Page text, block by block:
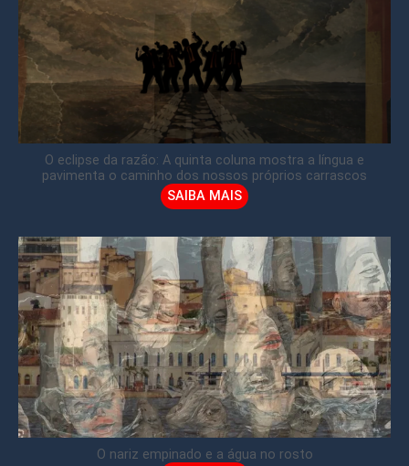
O eclipse da razão: A quinta coluna mostra a língua e
pavimenta o caminho dos nossos próprios carrascos
SAIBA MAIS
O nariz empinado e a água no rosto